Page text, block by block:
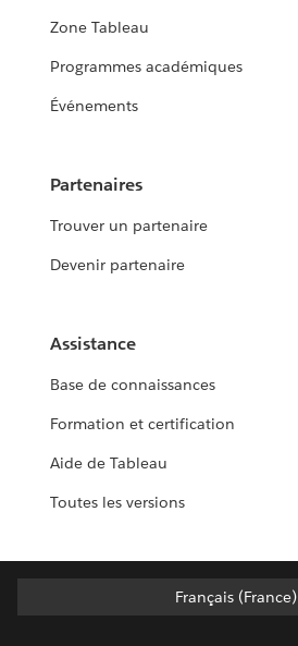
Zone Tableau
Programmes académiques
Événements
Partenaires
Trouver un partenaire
Devenir partenaire
Assistance
Base de connaissances
Formation et certification
Aide de Tableau
Toutes les versions
Français (France)
Français (France)